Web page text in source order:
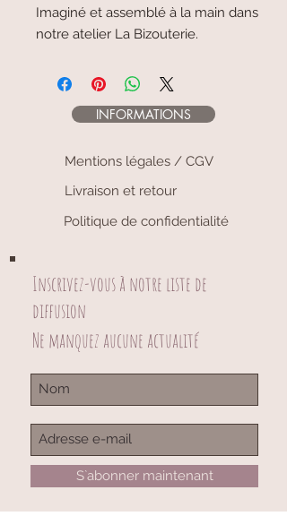
Imaginé et assemblé à la main dans
notre atelier La Bizouterie.
INFORMATIONS
Mentions légales / CGV
Livraison et retour
Politique de confidentialité
Inscrivez-vous à notre liste de
diffusion
Ne manquez aucune actualité
S`abonner maintenant